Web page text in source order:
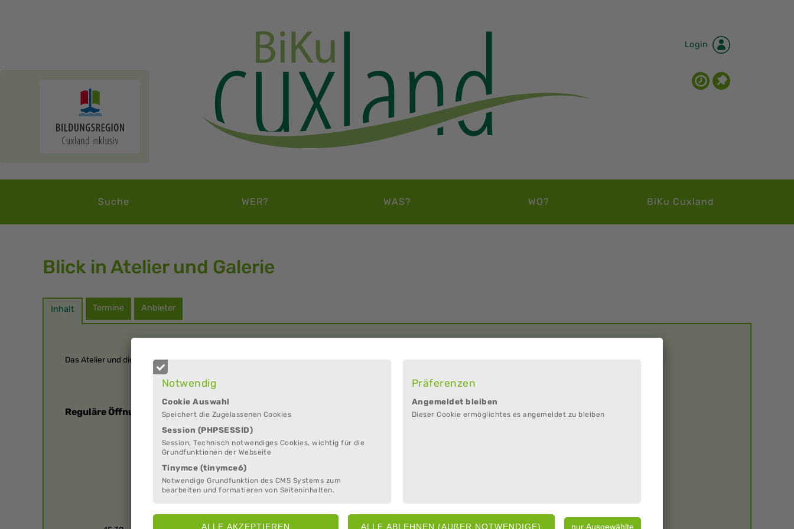
Notwendig
Cookie Auswahl
Speichert die Zugelassenen Cookies
Session (PHPSESSID)
Session, Technisch notwendiges Cookies, wichtig für die
Grundfunktionen der Webseite
Tinymce (tinymce6)
Notwendige Grundfunktion des CMS Systems zum
bearbeiten und formatieren von Seiteninhalten.
Präferenzen
Angemeldet bleiben
Dieser Cookie ermöglichtes es angemeldet zu bleiben
Suche WER? WAS? WO? BiKu Cuxland
Login
Blick in Atelier und Galerie
Inhalt Termine Anbieter
Das Atelier und die Galerie sind regelmäßig geöffnet.
Reguläre Öffnungszeiten